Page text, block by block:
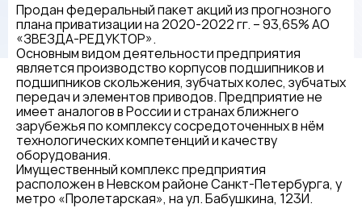
Продан федеральный пакет акций из прогнозного
плана приватизации на 2020-2022 гг. – 93,65% АО
«ЗВЕЗДА-РЕДУКТОР».
Основным видом деятельности предприятия
является производство корпусов подшипников и
подшипников скольжения, зубчатых колес, зубчатых
передач и элементов приводов. Предприятие не
имеет аналогов в России и странах ближнего
зарубежья по комплексу сосредоточенных в нём
технологических компетенций и качеству
оборудования.
Имущественный комплекс предприятия
расположен в Невском районе Санкт-Петербурга, у
метро «Пролетарская», на ул. Бабушкина, 123И.